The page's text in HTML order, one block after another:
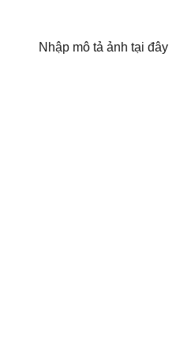
Nhập mô tả ảnh tại đây